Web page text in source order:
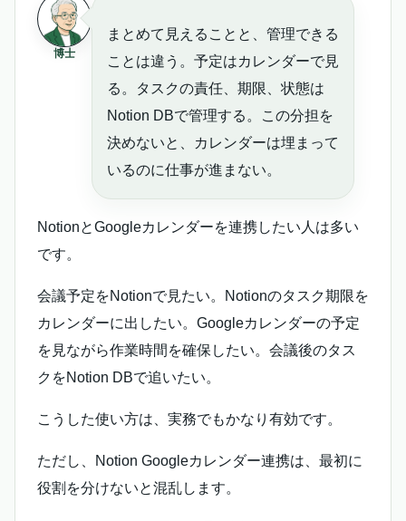
博士
まとめて見えることと、管理できる
ことは違う。予定はカレンダーで見
る。タスクの責任、期限、状態は
Notion DBで管理する。この分担を
決めないと、カレンダーは埋まって
いるのに仕事が進まない。
NotionとGoogleカレンダーを連携したい人は多い
です。
会議予定をNotionで見たい。Notionのタスク期限を
カレンダーに出したい。Googleカレンダーの予定
を見ながら作業時間を確保したい。会議後のタス
クをNotion DBで追いたい。
こうした使い方は、実務でもかなり有効です。
ただし、Notion Googleカレンダー連携は、最初に
役割を分けないと混乱します。